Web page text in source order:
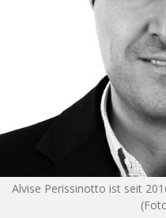
Alvise Perissinotto ist seit